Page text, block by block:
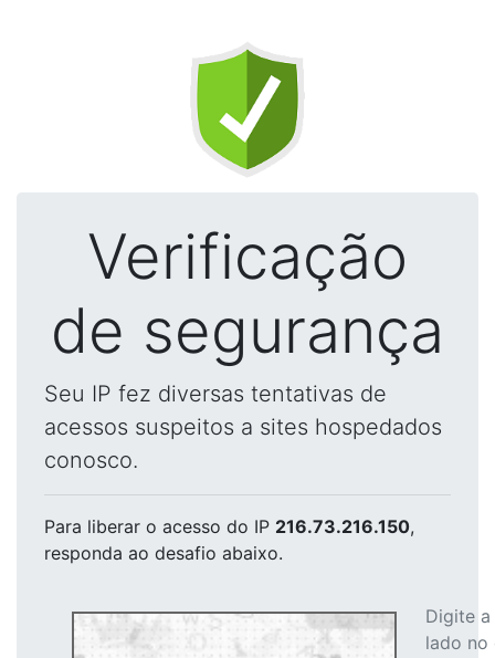
Verificação
de segurança
Seu IP fez diversas tentativas de
acessos suspeitos a sites hospedados
conosco.
Para liberar o acesso do IP 216.73.216.150,
responda ao desafio abaixo.
Digite
lado no